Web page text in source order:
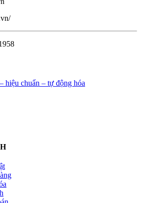
hiệu chuẩn – tự động hóa